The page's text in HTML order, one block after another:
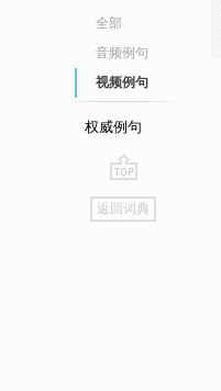
全部
音频例句
视频例句
权威例句
go
top
返回词典